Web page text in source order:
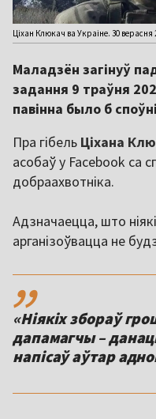
Ціхан Клюкач ва Украіне. 30
Маладзён загінуў
задання 9 траўня
павінна было б
Пра гібель Ціхана
асобаў у Facebook са
добраахвотніка.
Адзначаецца, што
арганізоўвацца не
,,
«Ніякіх збораў
дапамагчы –
напісаў аўтар